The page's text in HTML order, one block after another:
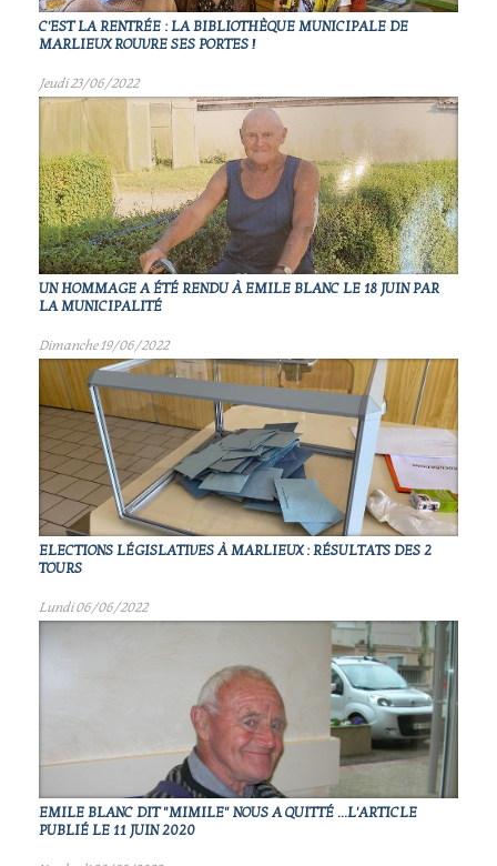
C'EST LA RENTRÉE : LA BIBLIOTHÈQUE MUNICIPALE DE
MARLIEUX ROUVRE SES PORTES !
Jeudi 23/06/2022
UN HOMMAGE A ÉTÉ RENDU À EMILE BLANC LE 18 JUIN PAR
LA MUNICIPALITÉ
Dimanche 19/06/2022
ELECTIONS LÉGISLATIVES À MARLIEUX : RÉSULTATS DES 2
TOURS
Lundi 06/06/2022
EMILE BLANC DIT "MIMILE" NOUS A QUITTÉ ...L'ARTICLE
PUBLIÉ LE 11 JUIN 2020